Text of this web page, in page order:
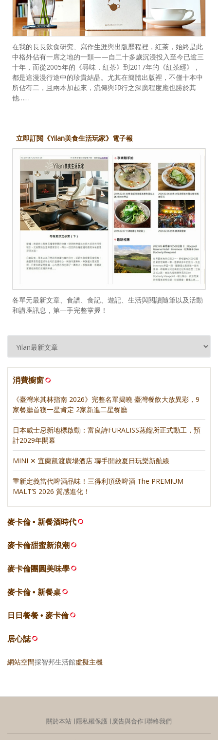
在我的長長飲食研究、寫作生涯與出版歷程裡，紅茶，始終是此
中格外佔有一席之地的一類——自二十多歲沉浸投入至今已逾三
十年，而從2005年的《尋味．紅茶》到2017年的《紅茶經》，
都是這漫漫行途中的珍貴結晶。尤其在簡體出版裡，不僅十本中
所佔有二，且兩本加起來，流傳與印行之深廣程度應也勝於其
他……
立即訂閱《Yilan美食生活玩家》電子報
各單元最新文章、食譜、食記、遊記、生活與閱讀隨筆以及活動
和講座訊息，第一手完整掌握！
消費櫥窗
《臺灣米其林指南 2026》完整名單揭曉 臺灣餐飲大放異彩，9
家餐廳首獲一星肯定 2家新進二星餐廳
日本威士忌新地標啟動：富良詩FURALISS蒸餾所正式動工，預
計2029年開幕
MINI ✕ 宜蘭凱渡廣場酒店 聯手開啟夏日玩樂新航線
重新定義當代啤酒品味！三得利頂級啤酒 The PREMIUM
MALT’S 2026 質感進化！
麥卡倫 • 新餐酒時代
麥卡倫甜蜜新浪潮
麥卡倫團圓美味學
麥卡倫 • 新餐桌
日日餐餐 • 麥卡倫
居心誌
網站空間採智邦生活館虛擬主機
關於本站 ∣隱私權保護 ∣ 廣告與合作∣聯絡我們